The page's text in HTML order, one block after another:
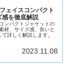
ェイスコンパクト
感を徹底解説
ンパクトジャケットの
材、サイズ感、良いと
詳しく解説します。
2023.11.08